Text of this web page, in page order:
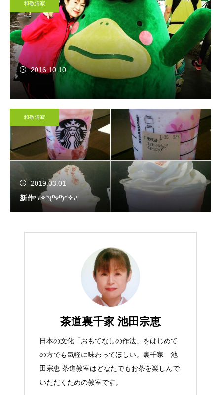
和敬清寂
2016.10.10
和敬清寂
2019.03.01
新作°˖✧◝(⁰▿⁰)◜✧˖°
茶道裏千家 池田宗恵
日本の文化「おもてなしの作法」をはじめて
の方でも気軽に味わってほしい。裏千家 池
田宗恵 茶道教室はどなたでもお茶を楽しんで
いただくための教室です。